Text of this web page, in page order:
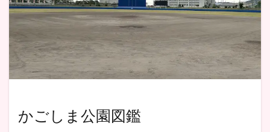
かごしま公園図鑑